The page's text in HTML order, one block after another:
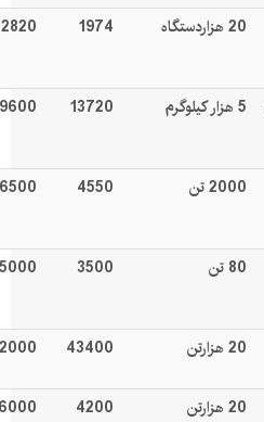
20 هزاردستگاه 1974
2820
5 هزار کيلوگرم 13720
2000 تن 4550
6500
80 تن 3500
5000
20 هزارتن 43400
20 هزارتن 4200